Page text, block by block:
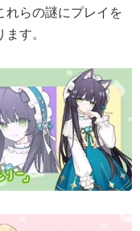
れらの謎にプレイを
す。